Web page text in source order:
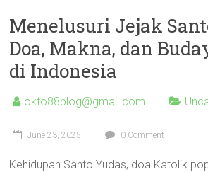
Menelusuri Jejak
Doa, Makna, dan
di Indonesia
okto88blog@gmail.com
June 23, 2025 0 Comment
Kehidupan Santo Yudas, doa Katolik